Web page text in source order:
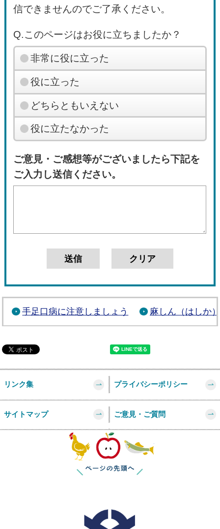
信できませんのでご了承ください。
Q.このページはお役に立ちましたか？
非常に役に立った
役に立った
どちらともいえない
役に立たなかった
ご意見・ご感想等がございましたら下記を
ご入力し送信ください。
手足口病に注意しましょう 麻しん（はしか
リンク集 プライバシーポリシー
サイトマップ ご意見・ご質問